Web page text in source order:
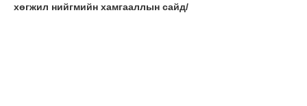
хөгжил нийгмийн хамгааллын сайд/